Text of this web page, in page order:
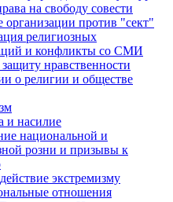
на свободу совести
организации против "сект"
религиозных
и конфликты со СМИ
нравственности
о религии и обществе
и насилие
национальной и
розни и призывы к
экстремизму
отношения